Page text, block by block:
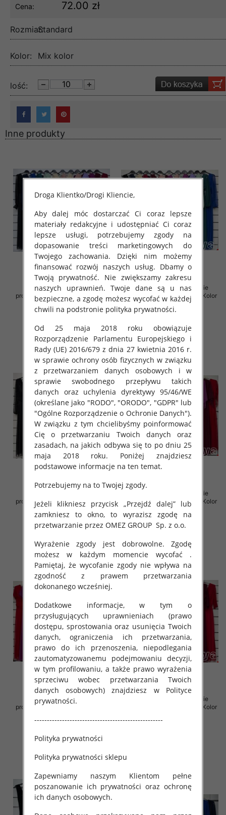
Cena: 72.00 zł
Rozmiar:Standard
Kolor: Mix kolor
lość:
Inne produkty
Sukienki damskie (Włoskie
produkt) Roz Standard, Mix Kolor
Paczka 5 szt
szczegóły
Sukienki damskie (Włoskie
produkt) Roz Standard, Mix Kolor
Paczka 5 szt
szczegóły
produkt) Roz Standard, Mix Kolor
Paczka 5 szt
78.00 zł
Sukienki damskie (Włoskie
produkt) Roz Standard, Mix Kolor
Paczka 5 szt
76.00 zł
Sukienki damskie (Włoskie
produkt) Roz Standard, Mix Kolor
szczegóły
Sukienki damskie (Włoskie
produkt) Roz Standard, Mix Kolor
Droga Klientko/Drogi Kliencie,
Aby dalej móc dostarczać Ci coraz lepsze
materiały redakcyjne i udostępniać Ci coraz
lepsze usługi, potrzebujemy zgody na
dopasowanie treści marketingowych do
Twojego zachowania. Dzięki nim możemy
finansować rozwój naszych usług. Dbamy o
Twoją prywatność. Nie zwiększamy zakresu
naszych uprawnień. Twoje dane są u nas
bezpieczne, a zgodę możesz wycofać w każdej
chwili na podstronie polityka prywatności.
Od 25 maja 2018 roku obowiązuje
Rozporządzenie Parlamentu Europejskiego i
Rady (UE) 2016/679 z dnia 27 kwietnia 2016 r.
w sprawie ochrony osób fizycznych w związku
z przetwarzaniem danych osobowych i w
sprawie swobodnego przepływu takich
danych oraz uchylenia dyrektywy 95/46/WE
(określane jako "RODO", "ORODO", "GDPR" lub
"Ogólne Rozporządzenie o Ochronie Danych").
W związku z tym chcielibyśmy poinformować
Cię o przetwarzaniu Twoich danych oraz
zasadach, na jakich odbywa się to po dniu 25
maja 2018 roku. Poniżej znajdziesz
podstawowe informacje na ten temat.
Potrzebujemy na to Twojej zgody.
Jeżeli klikniesz przycisk „Przejdź dalej” lub
zamkniesz to okno, to wyrazisz zgodę na
przetwarzanie przez OMEZ GROUP Sp. z o.o.
Wyrażenie zgody jest dobrowolne. Zgodę
możesz w każdym momencie wycofać .
Pamiętaj, że wycofanie zgody nie wpływa na
zgodność z prawem przetwarzania
dokonanego wcześniej.
Dodatkowe informacje, w tym o
przysługujących uprawnieniach (prawo
dostępu, sprostowania oraz usunięcia Twoich
danych, ograniczenia ich przetwarzania,
prawo do ich przenoszenia, niepodlegania
zautomatyzowanemu podejmowaniu decyzji,
w tym profilowaniu, a także prawo wyrażenia
sprzeciwu wobec przetwarzania Twoich
danych osobowych) znajdziesz w Polityce
prywatności.
---------------------------------------------------
Polityka prywatności
Polityka prywatności sklepu
Zapewniamy naszym Klientom pełne
poszanowanie ich prywatności oraz ochronę
ich danych osobowych.